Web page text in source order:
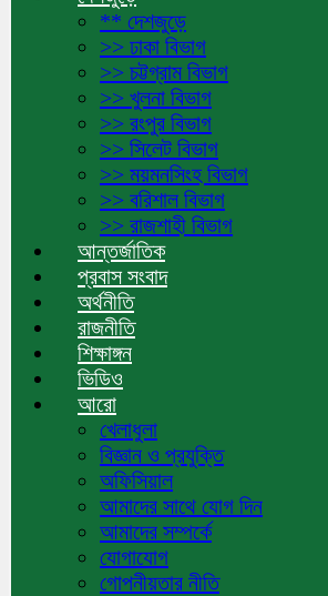
** দেশজুড়ে
>> ঢাকা বিভাগ
>> চট্টগ্রাম বিভাগ
>> খুলনা বিভাগ
>> রংপুর বিভাগ
>> সিলেট বিভাগ
>> ময়মনসিংহ বিভাগ
>> বরিশাল বিভাগ
>> রাজশাহী বিভাগ
আন্তর্জাতিক
প্রবাস সংবাদ
অর্থনীতি
রাজনীতি
শিক্ষাঙ্গন
ভিডিও
আরো
খেলাধুলা
বিজ্ঞান ও প্রযুক্তি
অফিসিয়াল
আমাদের সাথে যোগ দিন
আমাদের সম্পর্কে
যোগাযোগ
গোপনীয়তার নীতি